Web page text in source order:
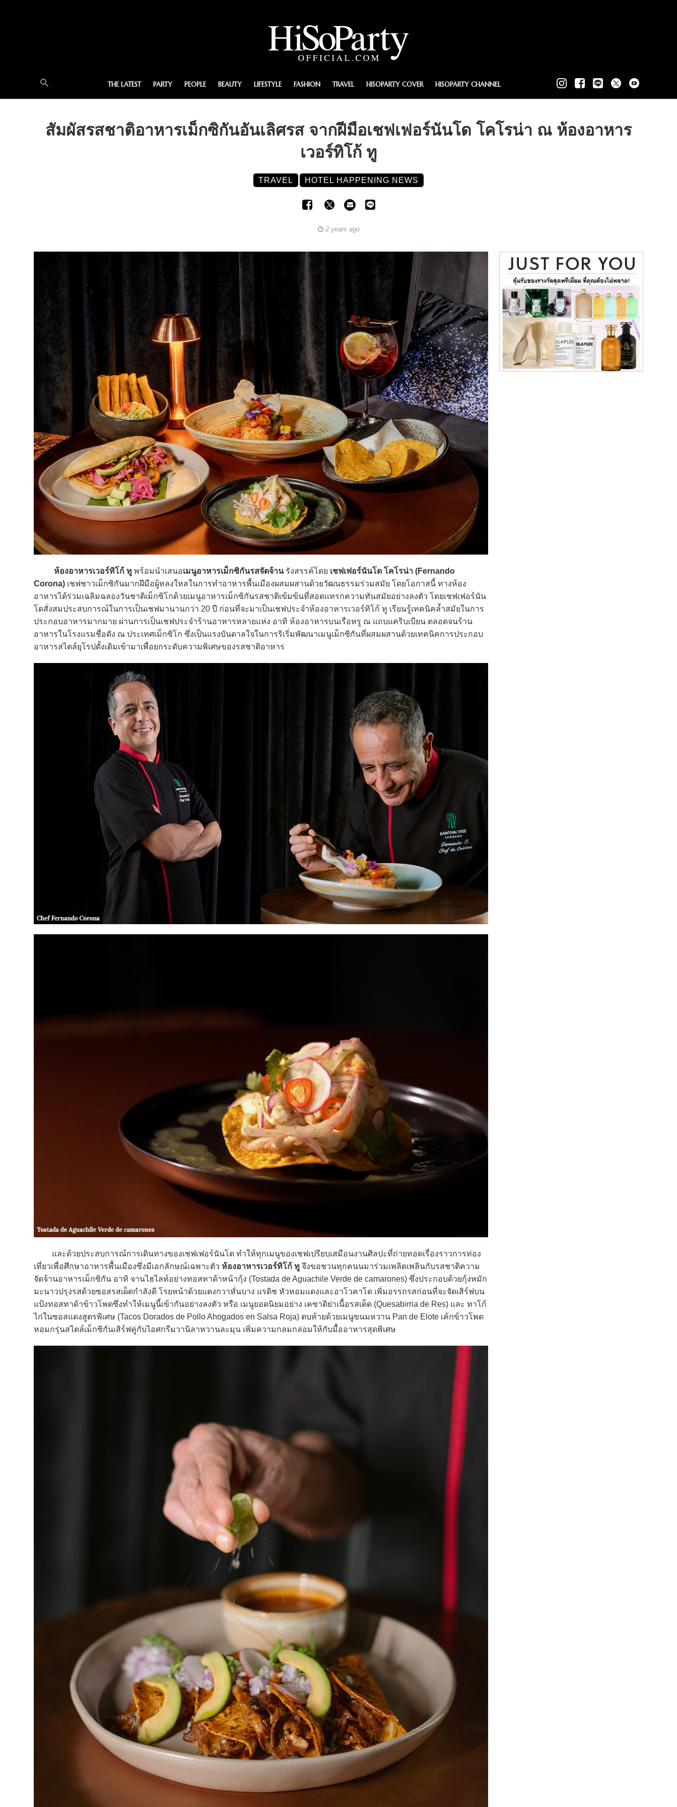
THE LATEST PARTY PEOPLE BEAUTY LIFESTYLE FASHION TRAVEL HISOPARTY COVER HISOPARTY CHANNEL
สัมผัสรสชาติอาหารเม็กซิกันอันเลิศรส จากฝีมือเชฟเฟอร์นันโด โคโรน่า ณ ห้องอาหาร
เวอร์ทิโก้ ทู
TRAVEL HOTEL HAPPENING NEWS
2 years ago
ห้องอาหารเวอร์ทิโก้ ทู พร้อมนำเสนอเมนูอาหารเม็กซิกันรสจัดจ้านรังสรรค์โดย เชฟเฟอร์นันโด โคโรน่า (Fernando
Corona) เชฟชาวเม็กซิกันมากฝีมือผู้หลงใหลในการทำอาหารพื้นเมืองผสมผสานด้วยวัฒนธรรมร่วมสมัย โดยโอกาสนี้ ทางห้อง
อาหารได้ร่วมเฉลิมฉลองวันชาติเม็กซิโกด้วยเมนูอาหารเม็กซิกันรสชาติเข้มข้นที่สอดแทรกความทันสมัยอย่างลงตัว โดยเชฟเฟอร์นัน
โดสั่งสมประสบการณ์ในการเป็นเชฟมานานกว่า 20 ปี ก่อนที่จะมาเป็นเชฟประจำห้องอาหารเวอร์ทิโก้ ทู เรียนรู้เทคนิคล้ำสมัยในการ
ประกอบอาหารมากมาย ผ่านการเป็นเชฟประจำร้านอาหารหลายแห่ง อาทิ ห้องอาหารบนเรือหรู ณ แถบแคริบเบียน ตลอดจนร้าน
อาหารในโรงแรมชื่อดัง ณ ประเทศเม็กซิโก ซึ่งเป็นแรงบันดาลใจในการริเริ่มพัฒนาเมนูเม็กซิกันที่ผสมผสานด้วยเทคนิคการประกอบ
อาหารสไตล์ยุโรปดั้งเดิมเข้ามาเพื่อยกระดับความพิเศษของรสชาติอาหาร
และด้วยประสบการณ์การเดินทางของเชฟเฟอร์นันโด ทำให้ทุกเมนูของเชฟเปรียบเสมือนงานศิลปะที่ถ่ายทอดเรื่องราวการท่อง
เที่ยวเพื่อศึกษาอาหารพื้นเมืองซึ่งมีเอกลักษณ์เฉพาะตัว ห้องอาหารเวอร์ทิโก้ ทู จึงขอชวนทุกคนนมาร่วมเพลิดเพลินกับรสชาติความ
จัดจ้านอาหารเม็กซิกัน อาทิ จานไฮไลท์อย่างทอสทาด้าหน้ากุ้ง (Tostada de Aguachile Verde de camarones) ซึ่งประกอบด้วยกุ้งหมัก
มะนาวปรุงรสด้วยซอสรสเผ็ดกำลังดี โรยหน้าด้วยแตงกวาหั่นบาง แรดิช หัวหอมแดงและอาโวคาโด เพิ่มอรรถรสก่อนที่จะจัดเสิร์ฟบน
แป้งทอสทาด้าข้าวโพดซึ่งทำให้เมนูนี้เข้ากันอย่างลงตัว หรือ เมนูยอดนิยมอย่าง เคซาดิย่าเนื้อรสเด็ด (Quesabirria de Res) และ ทาโก้
ไก่ในซอสแดงสูตรพิเศษ (Tacos Dorados de Pollo Ahogados en Salsa Roja) ตบท้ายด้วยเมนูขนมหวาน Pan de Elote เค้กข้าวโพด
หอมกรุ่นสไตล์เม็กซิกันเสิร์ฟคู่กับไอศกรีมวานิลาหวานละมุน เพิ่มความกลมกล่อมให้กับมื้ออาหารสุดพิเศษ